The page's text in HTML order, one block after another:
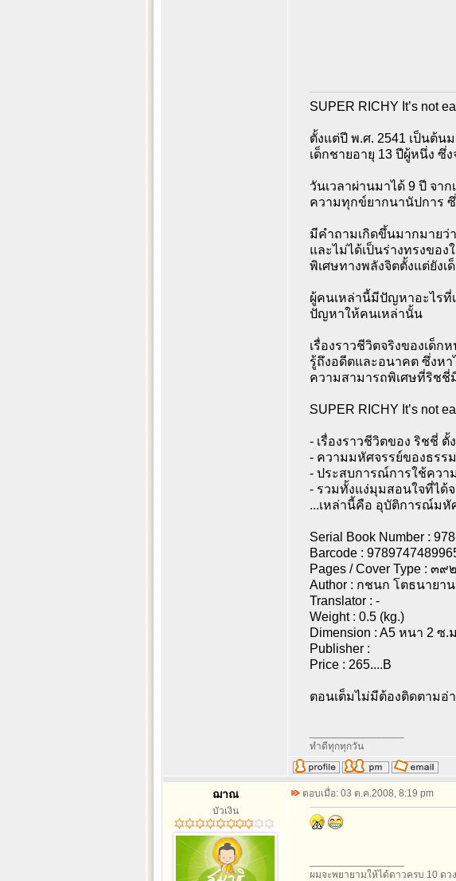
SUPER RICHY It’s not
ตั้งแต่ปี พ.ศ. 2541 เป็นต้น
เด็กชายอายุ 13 ปีผู้หนึ่ง ซึ่
วันเวลาผ่านมาได้ 9 ปี จ
ความทุกข์ยากนานัปการ
มีคำถามเกิดขึ้นมากมายว่
และไม่ได้เป็นร่างทรงขอ
พิเศษทางพลังจิตตั้งแต่ยังเ
ผู้คนเหล่านี้มีปัญหาอะไรที่
ปัญหาให้คนเหล่านั้น
เรื่องราวชีวิตจริงของเด็
รู้ถึงอดีตและอนาคต ซึ่งหา
ความสามารถพิเศษที่ริชชี่
SUPER RICHY It’s not
- เรื่องราวชีวิตของ ริชชี่ ตั้
- ความมหัศจรรย์ของธรร
- ประสบการณ์การใช้ควา
- รวมทั้งแง่มุมสอนใจที่ได้
...เหล่านี้คือ อุบัติการณ์มหั
Serial Book Number :
Barcode :
Pages / Cover Type : ๓
Author : กชนก โตธนายา
Translator : -
Weight : 0.5 (kg.)
Dimension : A5 หนา 2 ซ.
Publisher :
Price : 265....B
ตอนเต็มไม่มีต้องติดตามอ่
ทำดีทุกทุกวัน
ฌาณ
บัวเงิน
ตอบเมื่อ: 03 ต.ค.2008, 8:19 pm
ผมจะพยายามให้ได้ดาวครบ 10 ดว